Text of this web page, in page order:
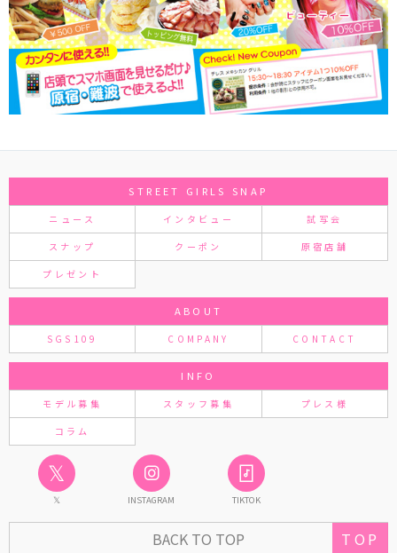
STREET GIRLS SNAP
ニュース インタビュー 試写会
スナップ クーポン 原宿店舗
プレゼント
ABOUT
SGS109 COMPANY CONTACT
INFO
モデル募集 スタッフ募集 プレス様
コラム
𝕏
𝕏 INSTAGRAM TIKTOK
BACK TO TOP TOP